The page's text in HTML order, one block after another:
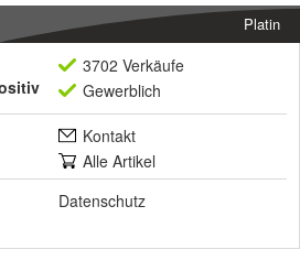
Platin
3702 Verkäufe
Gewerblich
Kontakt
Alle Artikel
Datenschutz